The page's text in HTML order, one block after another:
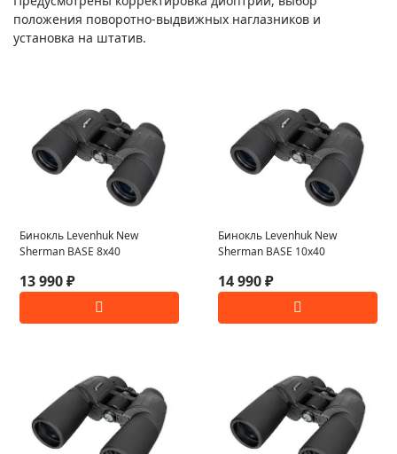
положения поворотно-выдвижных наглазников и
установка на штатив.
Бинокль Levenhuk New
Sherman BASE 8x40
13 990 ₽
Бинокль Levenhuk New
Sherman BASE 10x40
14 990 ₽